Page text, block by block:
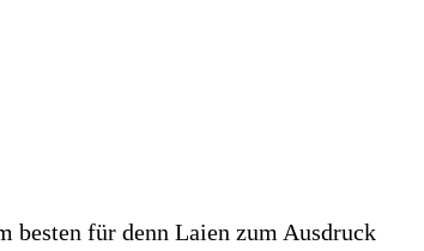
besten für denn Laien zum Ausdruck